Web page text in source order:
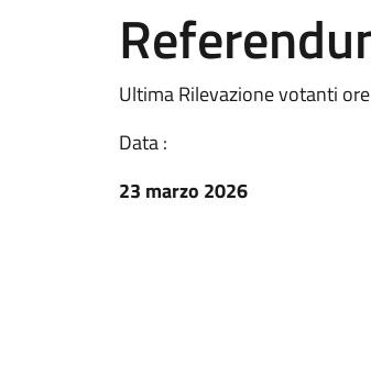
Ultima Rilevazione votanti
Data :
23 marzo 2026